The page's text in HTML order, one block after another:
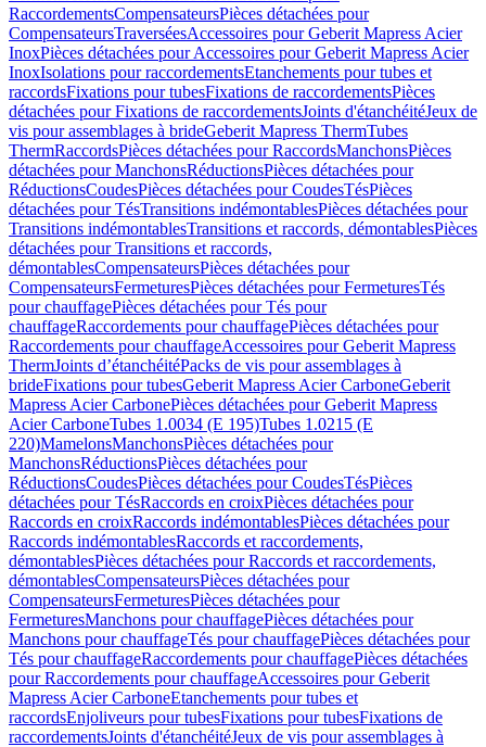
RaccordementsCompensateursPièces détachées pour
CompensateursTraverséesAccessoires pour Geberit Mapress Acier
InoxPièces détachées pour Accessoires pour Geberit Mapress Acier
InoxIsolations pour raccordementsEtanchements pour tubes et
raccordsFixations pour tubesFixations de raccordementsPièces
détachées pour Fixations de raccordementsJoints d'étanchéitéJeux de
vis pour assemblages à brideGeberit Mapress ThermTubes
ThermRaccordsPièces détachées pour RaccordsManchonsPièces
détachées pour ManchonsRéductionsPièces détachées pour
RéductionsCoudesPièces détachées pour CoudesTésPièces
détachées pour TésTransitions indémontablesPièces détachées pour
Transitions indémontablesTransitions et raccords, démontablesPièces
détachées pour Transitions et raccords,
démontablesCompensateursPièces détachées pour
CompensateursFermeturesPièces détachées pour FermeturesTés
pour chauffagePièces détachées pour Tés pour
chauffageRaccordements pour chauffagePièces détachées pour
Raccordements pour chauffageAccessoires pour Geberit Mapress
ThermJoints d’étanchéitéPacks de vis pour assemblages à
brideFixations pour tubesGeberit Mapress Acier CarboneGeberit
Mapress Acier CarbonePièces détachées pour Geberit Mapress
Acier CarboneTubes 1.0034 (E 195)Tubes 1.0215 (E
220)MamelonsManchonsPièces détachées pour
ManchonsRéductionsPièces détachées pour
RéductionsCoudesPièces détachées pour CoudesTésPièces
détachées pour TésRaccords en croixPièces détachées pour
Raccords en croixRaccords indémontablesPièces détachées pour
Raccords indémontablesRaccords et raccordements,
démontablesPièces détachées pour Raccords et raccordements,
démontablesCompensateursPièces détachées pour
CompensateursFermeturesPièces détachées pour
FermeturesManchons pour chauffagePièces détachées pour
Manchons pour chauffageTés pour chauffagePièces détachées pour
Tés pour chauffageRaccordements pour chauffagePièces détachées
pour Raccordements pour chauffageAccessoires pour Geberit
Mapress Acier CarboneEtanchements pour tubes et
raccordsEnjoliveurs pour tubesFixations pour tubesFixations de
raccordementsJoints d'étanchéitéJeux de vis pour assemblages à